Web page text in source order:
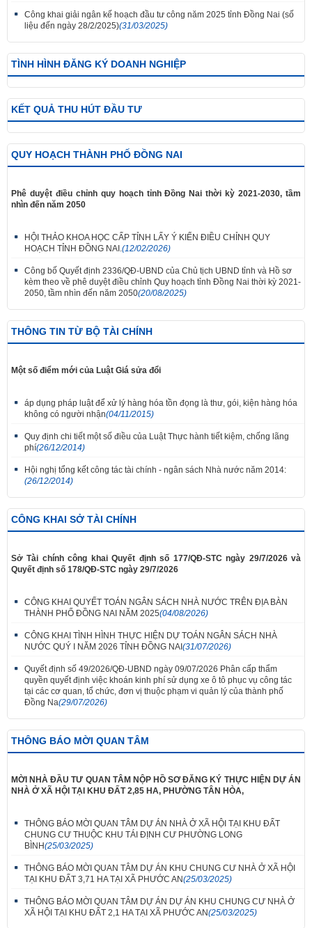
Công khai giải ngân kế hoạch đầu tư công năm 2025 tỉnh Đồng Nai (số
liệu đến ngày 28/2/2025)(31/03/2025)
TÌNH HÌNH ĐĂNG KÝ DOANH NGHIỆP
KẾT QUẢ THU HÚT ĐẦU TƯ
QUY HOẠCH THÀNH PHỐ ĐỒNG NAI
Phê duyệt điều chỉnh quy hoạch tỉnh Đồng Nai thời kỳ 2021-2030, tầm
nhìn đến năm 2050
HỘI THẢO KHOA HỌC CẤP TỈNH LẤY Ý KIẾN ĐIỀU CHỈNH QUY
HOẠCH TỈNH ĐỒNG NAI. (12/02/2026)
Công bố Quyết định 2336/QĐ-UBND của Chủ tịch UBND tỉnh và Hồ sơ
kèm theo về phê duyệt điều chỉnh Quy hoạch tỉnh Đồng Nai thời kỳ 2021-
2050, tầm nhìn đến năm 2050(20/08/2025)
THÔNG TIN TỪ BỘ TÀI CHÍNH
Một số điểm mới của Luật Giá sửa đổi
áp dụng pháp luật để xử lý hàng hóa tồn đọng là thư, gói, kiện hàng hóa
không có người nhận(04/11/2015)
Quy định chi tiết một số điều của Luật Thực hành tiết kiệm, chống lãng
phí(26/12/2014)
Hội nghị tổng kết công tác tài chính - ngân sách Nhà nước năm 2014:
(26/12/2014)
CÔNG KHAI SỞ TÀI CHÍNH
Sở Tài chính công khai Quyết định số 177/QĐ-STC ngày 29/7/2026 và
Quyết định số 178/QĐ-STC ngày 29/7/2026
CÔNG KHAI QUYẾT TOÁN NGÂN SÁCH NHÀ NƯỚC TRÊN ĐỊA BÀN
THÀNH PHỐ ĐỒNG NAI NĂM 2025(04/08/2026)
CÔNG KHAI TÌNH HÌNH THỰC HIỆN DỰ TOÁN NGÂN SÁCH NHÀ
NƯỚC QUÝ I NĂM 2026 TỈNH ĐỒNG NAI(31/07/2026)
Quyết định số 49/2026/QĐ-UBND ngày 09/07/2026 Phân cấp thẩm
quyền quyết định việc khoán kinh phí sử dụng xe ô tô phục vụ công tác
tại các cơ quan, tổ chức, đơn vị thuộc phạm vi quản lý của thành phố
Đồng Na(29/07/2026)
THÔNG BÁO MỜI QUAN TÂM
MỜI NHÀ ĐẦU TƯ QUAN TÂM NỘP HỒ SƠ ĐĂNG KÝ THỰC HIỆN DỰ ÁN
NHÀ Ở XÃ HỘI TẠI KHU ĐẤT 2,85 HA, PHƯỜNG TÂN HÒA,
THÔNG BÁO MỜI QUAN TÂM DỰ ÁN NHÀ Ở XÃ HỘI TẠI KHU ĐẤT
CHUNG CƯ THUỘC KHU TÁI ĐỊNH CƯ PHƯỜNG LONG
BÌNH(25/03/2025)
THÔNG BÁO MỜI QUAN TÂM DỰ ÁN KHU CHUNG CƯ NHÀ Ở XÃ HỘI
TẠI KHU ĐẤT 3,71 HA TẠI XÃ PHƯỚC AN(25/03/2025)
THÔNG BÁO MỜI QUAN TÂM DỰ ÁN DỰ ÁN KHU CHUNG CƯ NHÀ Ở
XÃ HỘI TẠI KHU ĐẤT 2,1 HA TẠI XÃ PHƯỚC AN(25/03/2025)